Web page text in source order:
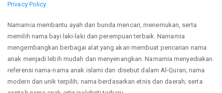
Privacy Policy
Namamia membantu ayah dan bunda mencari, menemukan, serta
memilih nama bayi laki-laki dan perempuan terbaik. Namamia
mengembangkan berbagai alat yang akan membuat pencarian nama
anak menjadi lebih mudah dan menyenangkan. Namamia menyediakan
referensi nama-nama anak islami dan disebut dalam Al-Quran; nama
modern dan unik terpilih; nama berdasarkan etnis dan daerah; serta